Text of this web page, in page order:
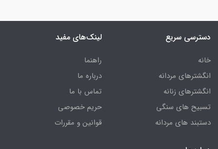
دسترسی سریع
خانه
انگشترهای مردانه
انگشترهای زنانه
تسبیح های سنگی
دستبند های مردانه
لینک‌های مفید
راهنما
درباره ما
تماس با ما
حریم خصوصی
قوانین و مقررات